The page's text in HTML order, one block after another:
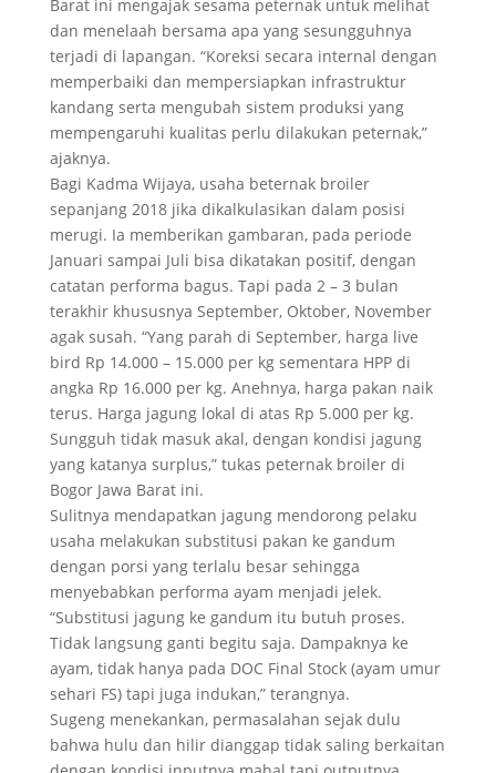
Barat ini mengajak sesama peternak untuk melihat
dan menelaah bersama apa yang sesungguhnya
terjadi di lapangan. “Koreksi secara internal dengan
memperbaiki dan mempersiapkan infrastruktur
kandang serta mengubah sistem produksi yang
mempengaruhi kualitas perlu dilakukan peternak,”
ajaknya.
Bagi Kadma Wijaya, usaha beternak broiler
sepanjang 2018 jika dikalkulasikan dalam posisi
merugi. Ia memberikan gambaran, pada periode
Januari sampai Juli bisa dikatakan positif, dengan
catatan performa bagus. Tapi pada 2 – 3 bulan
terakhir khususnya September, Oktober, November
agak susah. “Yang parah di September, harga live
bird Rp 14.000 – 15.000 per kg sementara HPP di
angka Rp 16.000 per kg. Anehnya, harga pakan naik
terus. Harga jagung lokal di atas Rp 5.000 per kg.
Sungguh tidak masuk akal, dengan kondisi jagung
yang katanya surplus,” tukas peternak broiler di
Bogor Jawa Barat ini.
Sulitnya mendapatkan jagung mendorong pelaku
usaha melakukan substitusi pakan ke gandum
dengan porsi yang terlalu besar sehingga
menyebabkan performa ayam menjadi jelek.
“Substitusi jagung ke gandum itu butuh proses.
Tidak langsung ganti begitu saja. Dampaknya ke
ayam, tidak hanya pada DOC Final Stock (ayam umur
sehari FS) tapi juga indukan,” terangnya.
Sugeng menekankan, permasalahan sejak dulu
bahwa hulu dan hilir dianggap tidak saling berkaitan